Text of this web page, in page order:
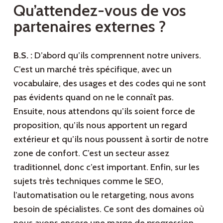
Qu’attendez-vous de vos
partenaires externes ?
B.S. :D’abord qu’ils comprennent notre univers.
C’est un marché très spécifique, avec un
vocabulaire, des usages et des codes qui ne sont
pas évidents quand on ne le connaît pas.
Ensuite, nous attendons qu’ils soient force de
proposition, qu’ils nous apportent un regard
extérieur et qu’ils nous poussent à sortir de notre
zone de confort. C’est un secteur assez
traditionnel, donc c’est important. Enfin, sur les
sujets très techniques comme le SEO,
l’automatisation ou le retargeting, nous avons
besoin de spécialistes. Ce sont des domaines où